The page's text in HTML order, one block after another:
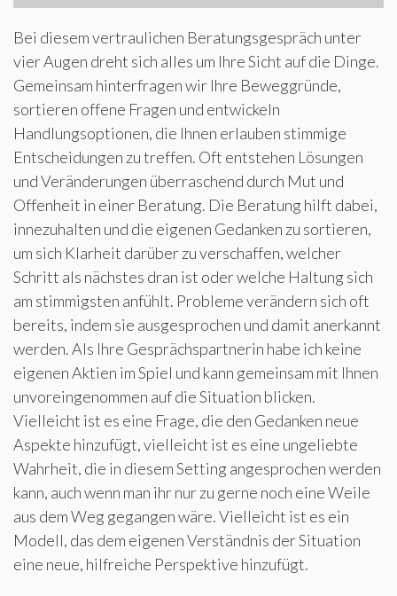
Bei diesem vertraulichen Beratungsgespräch unter
vier Augen dreht sich alles um Ihre Sicht auf die Dinge.
Gemeinsam hinterfragen wir Ihre Beweggründe,
sortieren offene Fragen und entwickeln
Handlungsoptionen, die Ihnen erlauben stimmige
Entscheidungen zu treffen. Oft entstehen Lösungen
und Veränderungen überraschend durch Mut und
Offenheit in einer Beratung. Die Beratung hilft dabei,
innezuhalten und die eigenen Gedanken zu sortieren,
um sich Klarheit darüber zu verschaffen, welcher
Schritt als nächstes dran ist oder welche Haltung sich
am stimmigsten anfühlt. Probleme verändern sich oft
bereits, indem sie ausgesprochen und damit anerkannt
werden. Als Ihre Gesprächspartnerin habe ich keine
eigenen Aktien im Spiel und kann gemeinsam mit Ihnen
unvoreingenommen auf die Situation blicken.
Vielleicht ist es eine Frage, die den Gedanken neue
Aspekte hinzufügt, vielleicht ist es eine ungeliebte
Wahrheit, die in diesem Setting angesprochen werden
kann, auch wenn man ihr nur zu gerne noch eine Weile
aus dem Weg gegangen wäre. Vielleicht ist es ein
Modell, das dem eigenen Verständnis der Situation
eine neue, hilfreiche Perspektive hinzufügt.